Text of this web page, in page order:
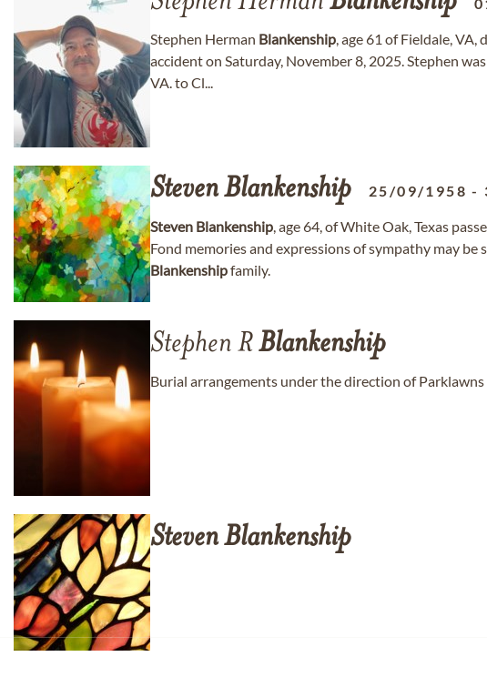
Stephen Herman Blankenship, age 61 of Fieldale,
accident on Saturday, November 8, 2025. Stephen
VA. to Cl...
StevenBlankenship 25/09/1958 -
Steven Blankenship, age 64, of White Oak, Texas
Fond memories and expressions of sympathy may
Blankenshipfamily.
Stephen RBlankenship
Burial arrangements under the direction of
StevenBlankenship